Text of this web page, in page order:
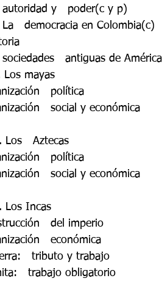
y   poder(c y p)
democracia en Colombia(c)
antiguas de
Los mayas
política
social y económica
Los   Aztecas
política
social y económica
Los Incas
del imperio
económica
tributo y trabajo
trabajo obligatorio